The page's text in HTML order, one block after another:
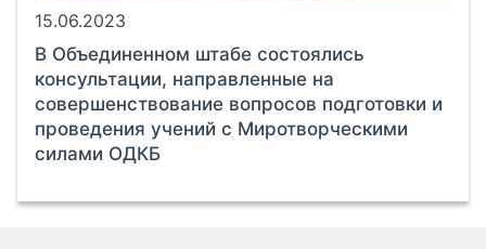
15.06.2023
В Объединенном штабе состоялись
консультации, направленные на
совершенствование вопросов подготовки и
проведения учений с Миротворческими
силами ОДКБ